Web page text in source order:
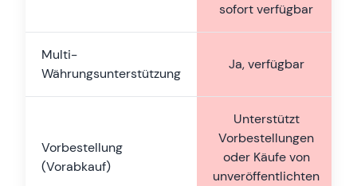
sofort verfügbar
Multi-
Währungsunterstützung
Ja, verfügbar
Vorbestellung
(Vorabkauf)
Unterstützt
Vorbestellungen
oder Käufe von
unveröffentlichten